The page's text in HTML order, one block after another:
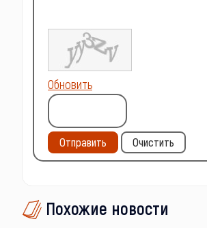
Обновить
Отправить Очистить
Похожие новости